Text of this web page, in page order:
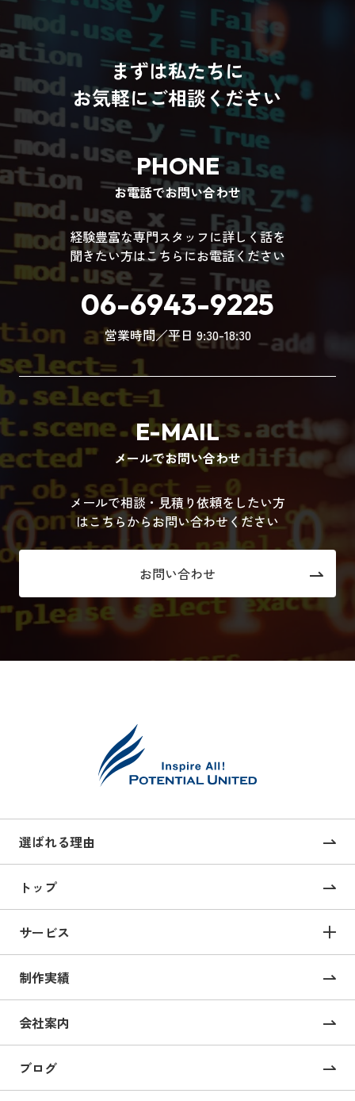
まずは私たちに
お気軽にご相談ください
PHONE
お電話でお問い合わせ
経験豊富な専門スタッフに詳しく話を
聞きたい方はこちらにお電話ください
06-6943-9225
営業時間／平日 9:30-18:30
E-MAIL
メールでお問い合わせ
メールで相談・見積り依頼をしたい方
はこちらからお問い合わせください
お問い合わせ
選ばれる理由
トップ
サービス
サービス TOP
サイト構築
コーポレートサイト制作
採用サイト制作
CMS構築・導入
制作実績
会社案内
ブログ